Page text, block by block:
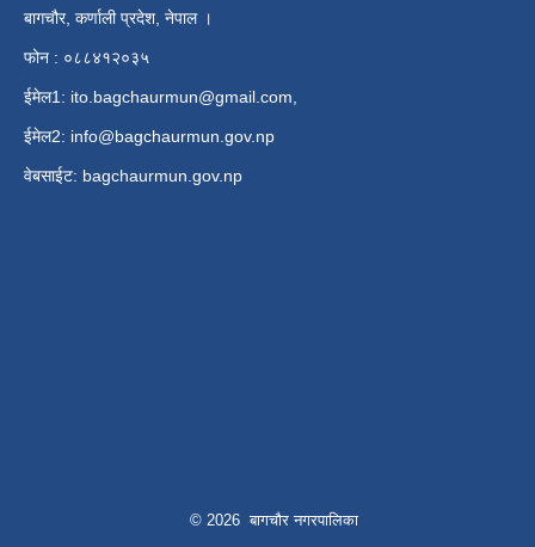
बागचौर, कर्णाली प्रदेश, नेपाल ।
फोन : ०८८४१२०३५
ईमेल1: ito.bagchaurmun@gmail.com
ईमेल2: info@bagchaurmun.gov.np
वे‍बसाईट: bagchaurmun.gov.np
© 2026 बागचौर नगरपालिका